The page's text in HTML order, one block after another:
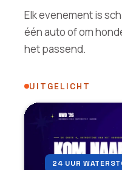
Elk evenement is
één auto of om
het passend.
UITGELICHT
24 UUR